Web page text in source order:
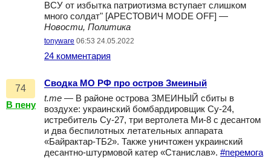
ВСУ от избытка патриотизма вступает слишком
много солдат" [АРЕСТОВИЧ MODE OFF] —
Новости, Политика
tonyware 06:53 24.05.2022
24 комментария
74
В пену
Сводка МО РФ про остров Змеиный
t.me — В районе острова ЗМЕИНЫЙ сбиты в
воздухе: украинский бомбардировщик Су-24,
истребитель Су-27, три вертолета Ми-8 с десантом
и два беспилотных летательных аппарата
«Байрактар-ТБ2». Также уничтожен украинский
десантно-штурмовой катер «Станислав». #перемога